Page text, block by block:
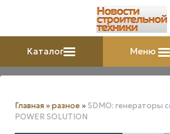
Каталог Меню
Главная »разное »SDMO: генераторы
POWER SOLUTION